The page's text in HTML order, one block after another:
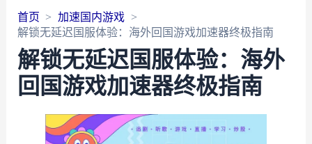
首页
加速国内游戏
解锁无延迟国服体验：海外回国游戏加速器终极指南
解锁无延迟国服体验：海外
回国游戏加速器终极指南